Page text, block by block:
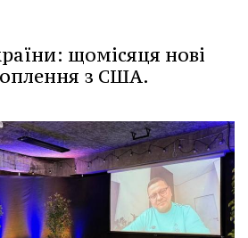
щомісяця нові
з США.